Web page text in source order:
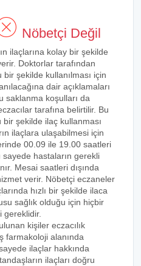
Nöbetçi Değil
ilaçlarına kolay bir şekilde
Doktorlar tarafından
şekilde kullanılması için
dair açıklamaları
saklanma koşulları da
tarafına belirtilir. Bu
şekilde ilaç kullanması
ilaçlara ulaşabilmesi için
00.09 ile 19.00 saatleri
hastaların gerekli
Mesai saatleri dışında
verir. Nöbetçi eczaneler
hızlı bir şekilde ilaca
sağlık olduğu için hiçbir
gereklidir.
kişiler eczacılık
farmakoloji alanında
ilaçlar hakkında
ilaçları doğru